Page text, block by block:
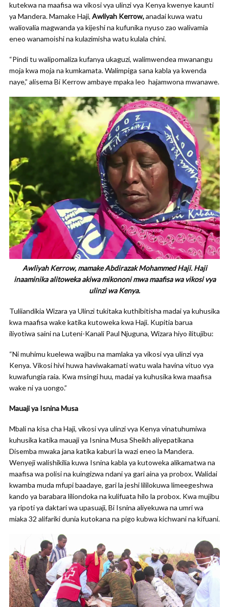
kutekwa na maafisa wa vikosi vya ulinzi vya Kenya kwenye kaunti
ya Mandera. Mamake Haji, Awliyah Kerrow,anadai kuwa watu
waliovalia magwanda ya kijeshi na kufunika nyuso zao walivamia
eneo wanamoishi na kulazimisha watu kulala chini.
“Pindi tu walipomaliza kufanya ukaguzi, walimwendea mwanangu
moja kwa moja na kumkamata. Walimpiga sana kabla ya kwenda
naye,” alisema Bi Kerrow ambaye mpaka leo hajamwona mwanawe.
Awliyah Kerrow, mamake Abdirazak Mohammed Haji. Haji
inaaminika alitoweka akiwa mikononi mwa maafisa wa vikosi vya
ulinzi wa Kenya.
Tuliiandikia Wizara ya Ulinzi tukitaka kuthibitisha madai ya kuhusika
kwa maafisa wake katika kutoweka kwa Haji. Kupitia barua
iliyotiwa saini na Luteni-Kanali Paul Njuguna, Wizara hiyo ilitujibu:
“Ni muhimu kuelewa wajibu na mamlaka ya vikosi vya ulinzi vya
Kenya. Vikosi hivi huwa haviwakamati watu wala havina vituo vya
kuwafungia raia. Kwa msingi huu, madai ya kuhusika kwa maafisa
wake ni ya uongo.”
Mauaji ya Isnina Musa
Mbali na kisa cha Haji, vikosi vya ulinzi vya Kenya vinatuhumiwa
kuhusika katika mauaji ya Isnina Musa Sheikh aliyepatikana
Disemba mwaka jana katika kaburi la wazi eneo la Mandera.
Wenyeji walishikilia kuwa Isnina kabla ya kutoweka alikamatwa na
maafisa wa polisi na kuingizwa ndani ya gari aina ya probox. Walidai
kwamba muda mfupi baadaye, gari la jeshi lililokuwa limeegeshwa
kando ya barabara liliondoka na kulifuata hilo la probox. Kwa mujibu
ya ripoti ya daktari wa upasuaji, Bi Isnina aliyekuwa na umri wa
miaka 32 alifariki dunia kutokana na pigo kubwa kichwani na kifuani.